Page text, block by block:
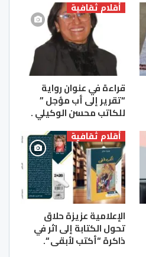
أقلام ثقافية
قراءة في عنوان رواية
“تقرير إلى أب مؤجل ”
للكاتب محسن الوكيلي .
أقلام ثقافية
الإعلامية عزيزة حلاق
تحول الكتابة إلى اثر في
ذاكرة “أكتب لأبقى “.